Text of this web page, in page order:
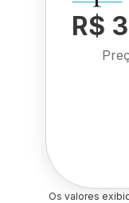
R$
Os valores